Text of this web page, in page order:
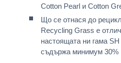
Cotton Pearl и Cotton
Що се отнася до
Recycling Grass е
настоящата ни гама
съдържа минимум 30%